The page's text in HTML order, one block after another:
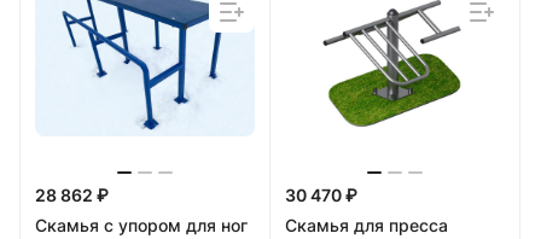
28 862 ₽
Скамья с упором для ног
30 470 ₽
Скамья для пресса